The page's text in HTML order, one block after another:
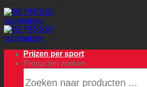
Producten zoeken
Prijzen per sport